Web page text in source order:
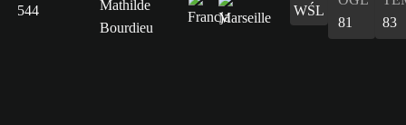
544
Mathilde
Bourdieu
WŚL
81
83